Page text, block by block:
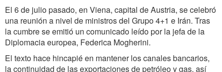
El 6 de julio pasado, en Viena, capital de Austria, se celebró
una reunión a nivel de ministros del Grupo 4+1 e Irán. Tras
la cumbre se emitió un comunicado leído por la jefa de la
Diplomacia europea, Federica Mogherini.
El texto hace hincapié en mantener los canales bancarios,
la continuidad de las exportaciones de petróleo y gas, así